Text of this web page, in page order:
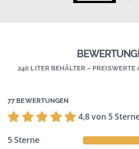
240 LITER BEHÄLTER –
77 BEWERTUNGEN
4,8 von 5
5 Sterne